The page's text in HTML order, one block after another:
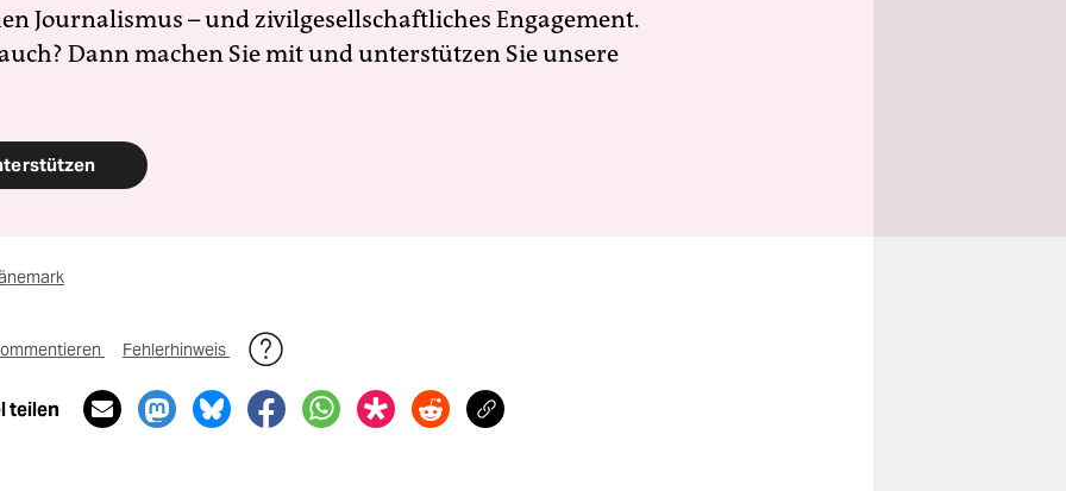
Journalismus – und zivilgesellschaftliches Engagement.
Dann machen Sie mit und unterstützen Sie unsere
Fehlerhinweis
teilen